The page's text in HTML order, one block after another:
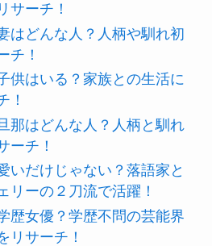
サーチ！
はどんな人？人柄や馴れ初
チ！
供はいる？家族との生活に
！
那はどんな人？人柄と馴れ
ーチ！
いだけじゃない？落語家と
リーの２刀流で活躍！
歴女優？学歴不問の芸能界
リサーチ！